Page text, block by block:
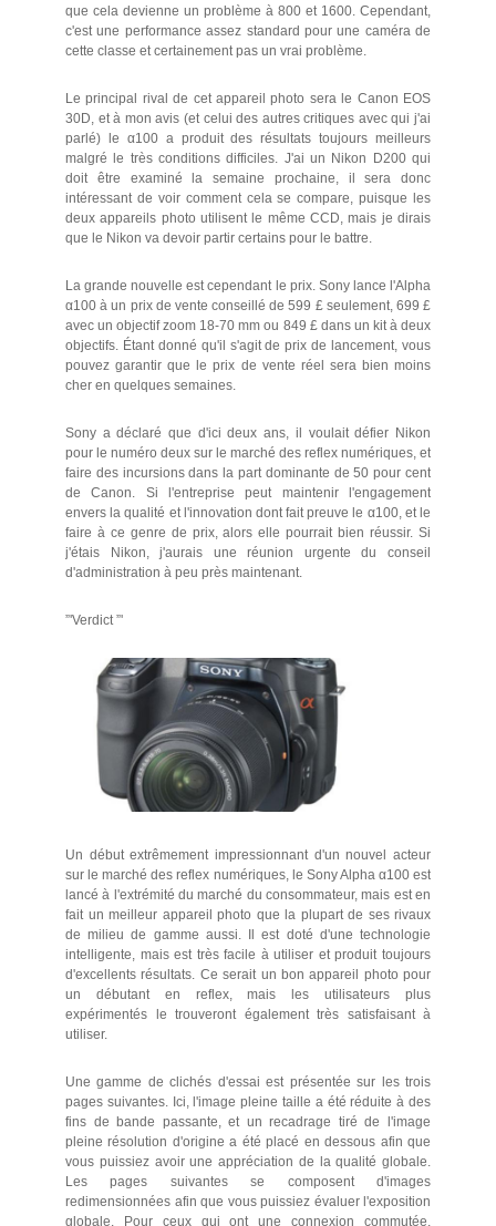
que cela devienne un problème à 800 et 1600. Cependant,
c'est une performance assez standard pour une caméra de
cette classe et certainement pas un vrai problème.
Le principal rival de cet appareil photo sera le Canon EOS
30D, et à mon avis (et celui des autres critiques avec qui j'ai
parlé) le α100 a produit des résultats toujours meilleurs
malgré le très conditions difficiles. J'ai un Nikon D200 qui
doit être examiné la semaine prochaine, il sera donc
intéressant de voir comment cela se compare, puisque les
deux appareils photo utilisent le même CCD, mais je dirais
que le Nikon va devoir partir certains pour le battre.
La grande nouvelle est cependant le prix. Sony lance l'Alpha
α100 à un prix de vente conseillé de 599 £ seulement, 699 £
avec un objectif zoom 18-70 mm ou 849 £ dans un kit à deux
objectifs. Étant donné qu'il s'agit de prix de lancement, vous
pouvez garantir que le prix de vente réel sera bien moins
cher en quelques semaines.
Sony a déclaré que d'ici deux ans, il voulait défier Nikon
pour le numéro deux sur le marché des reflex numériques, et
faire des incursions dans la part dominante de 50 pour cent
de Canon. Si l'entreprise peut maintenir l'engagement
envers la qualité et l'innovation dont fait preuve le α100, et le
faire à ce genre de prix, alors elle pourrait bien réussir. Si
j'étais Nikon, j'aurais une réunion urgente du conseil
d'administration à peu près maintenant.
”'Verdict ”'
Un début extrêmement impressionnant d'un nouvel acteur
sur le marché des reflex numériques, le Sony Alpha α100 est
lancé à l'extrémité du marché du consommateur, mais est en
fait un meilleur appareil photo que la plupart de ses rivaux
de milieu de gamme aussi. Il est doté d'une technologie
intelligente, mais est très facile à utiliser et produit toujours
d'excellents résultats. Ce serait un bon appareil photo pour
un débutant en reflex, mais les utilisateurs plus
expérimentés le trouveront également très satisfaisant à
utiliser.
Une gamme de clichés d'essai est présentée sur les trois
pages suivantes. Ici, l'image pleine taille a été réduite à des
fins de bande passante, et un recadrage tiré de l'image
pleine résolution d'origine a été placé en dessous afin que
vous puissiez avoir une appréciation de la qualité globale.
Les pages suivantes se composent d'images
redimensionnées afin que vous puissiez évaluer l'exposition
globale. Pour ceux qui ont une connexion commutée,